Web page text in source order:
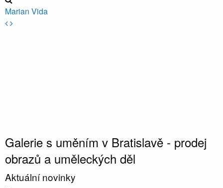
Marian Vida
Galerie s uměním v Bratislavě - prodej
obrazů a uměleckých děl
Aktuální novinky